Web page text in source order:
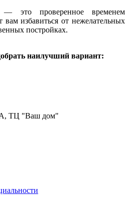
— это проверенное временем
избавиться от нежелательных
постройках.
наилучший вариант:
ТЦ "Ваш дом"